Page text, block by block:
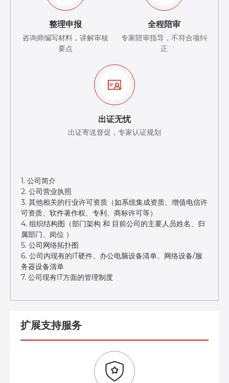
整理申报
咨询师编写材料，讲解审核
要点
全程陪审
专家陪审指导，不符合项纠
正
出证无忧
出证寄送督促，专家认证规划
1. 公司简介
2. 公司营业执照
3. 其他相关的行业许可资质（如系统集成资质、增值电信许
可资质、软件著作权、专利、商标许可等）
4. 组织结构图（部门架构 和 目前公司的主要人员姓名、归
属部门、岗位 ）
5. 公司网络拓扑图
6. 公司内现有的IT硬件、办公电脑设备清单、网络设备/服
务器设备清单
7. 公司现有IT方面的管理制度
扩展支持服务